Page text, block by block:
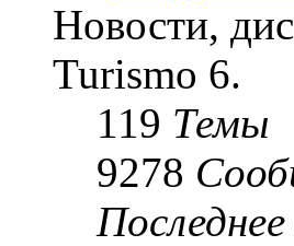
Новости,
Turismo 6.
119 Темы
9278